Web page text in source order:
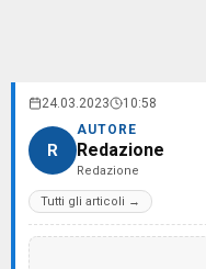
24.03.2023 10:58
R
AUTORE
Redazione
Redazione
Tutti gli articoli →